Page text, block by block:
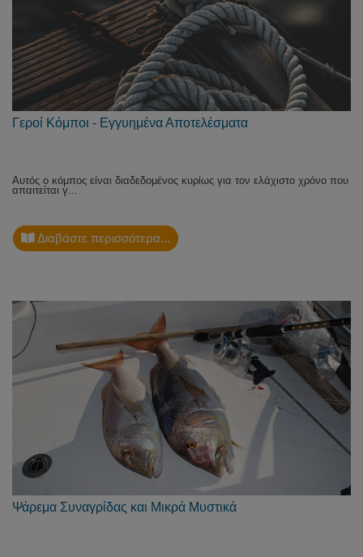
Γεροί Κόμποι - Εγγυημένα Αποτελέσματα
Αυτός ο κόμπος είναι διαδεδομένος κυρίως για τον ελάχιστο χρόνο που
απαιτείται γ...
Διαβάστε περισσότερα...
Ψάρεμα Συναγρίδας και Μικρά Μυστικά